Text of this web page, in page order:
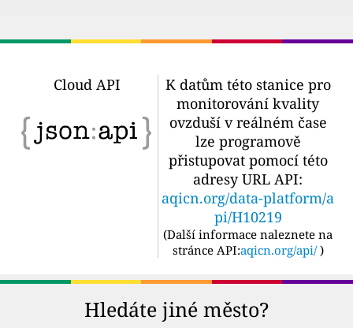
Cloud API
K datům této stanice pro
monitorování kvality
ovzduší v reálném čase
lze programově
přistupovat pomocí této
adresy URL API:
aqicn.org/data-platform/a
pi/H10219
(Další informace naleznete na
stránce API:aqicn.org/api/ )
Hledáte jiné město?